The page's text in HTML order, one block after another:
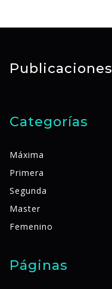
Publicaciones
Categorías
Máxima
Primera
Segunda
Master
Femenino
Páginas